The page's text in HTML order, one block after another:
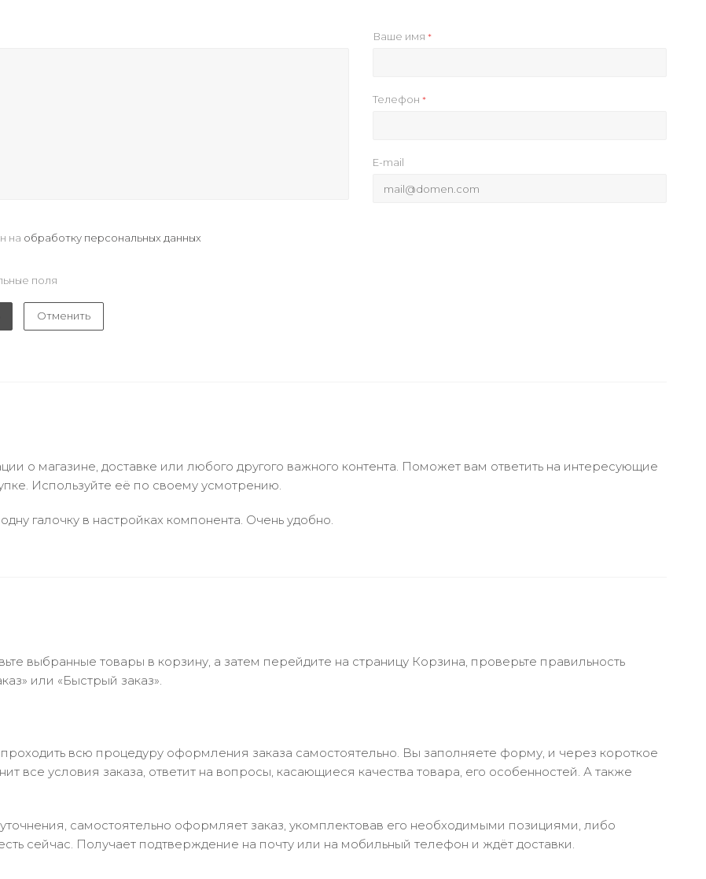
Ваше имя *
Телефон *
E-mail
на обработку персональных данных
поля
Отменить
о магазине, доставке или любого другого важного контента. Поможет вам ответить на интересующие
Используйте её по своему усмотрению.
галочку в настройках компонента. Очень удобно.
выбранные товары в корзину, а затем перейдите на страницу Корзина, проверьте правильность
или «Быстрый заказ».
всю процедуру оформления заказа самостоятельно. Вы заполняете форму, и через короткое
все условия заказа, ответит на вопросы, касающиеся качества товара, его особенностей. А также
самостоятельно оформляет заказ, укомплектовав его необходимыми позициями, либо
сейчас. Получает подтверждение на почту или на мобильный телефон и ждёт доставки.